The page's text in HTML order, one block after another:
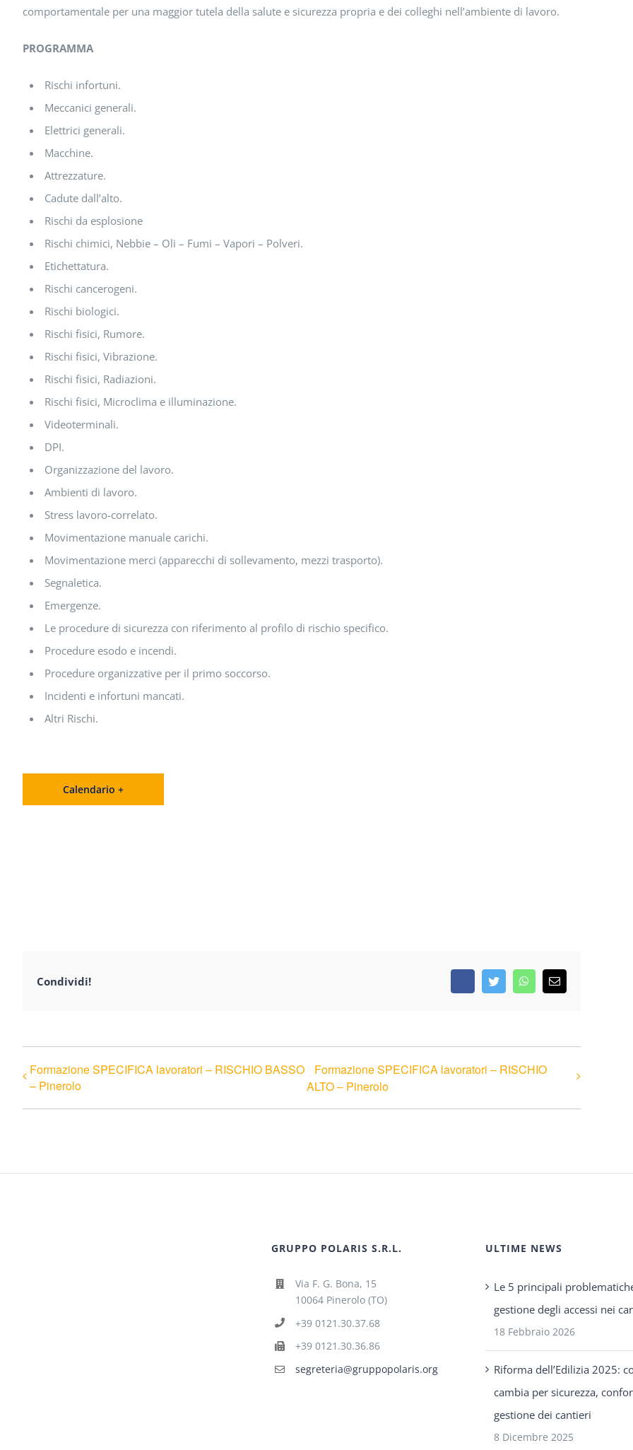
comportamentale per una maggior tutela della salute e sicurezza propria e dei colleghi nell’ambiente di lavoro.
PROGRAMMA
Rischi infortuni.
Meccanici generali.
Elettrici generali.
Macchine.
Attrezzature.
Cadute dall’alto.
Rischi da esplosione
Rischi chimici, Nebbie – Oli – Fumi – Vapori – Polveri.
Etichettatura.
Rischi cancerogeni.
Rischi biologici.
Rischi fisici, Rumore.
Rischi fisici, Vibrazione.
Rischi fisici, Radiazioni.
Rischi fisici, Microclima e illuminazione.
Videoterminali.
DPI.
Organizzazione del lavoro.
Ambienti di lavoro.
Stress lavoro-correlato.
Movimentazione manuale carichi.
Movimentazione merci (apparecchi di sollevamento, mezzi trasporto).
Segnaletica.
Emergenze.
Le procedure di sicurezza con riferimento al profilo di rischio specifico.
Procedure esodo e incendi.
Procedure organizzative per il primo soccorso.
Incidenti e infortuni mancati.
Altri Rischi.
Calendario +
Condividi! FacebookTwitterWhatsApp
Email
Formazione SPECIFICA lavoratori – RISCHIO BASSO
– Pinerolo
Formazione SPECIFICA lavoratori – RISCHIO
ALTO – Pinerolo
GRUPPO POLARIS S.R.L.
Via F. G. Bona, 15
10064 Pinerolo (TO)
+39 0121.30.37.68
+39 0121.30.36.86
segreteria@gruppopolaris.org
ULTIME NEWS
Le 5 principali
gestione degli accessi nei
18 Febbraio 2026
Riforma dell’Edilizia 2025:
cambia per sicurezza,
gestione dei cantieri
8 Dicembre 2025